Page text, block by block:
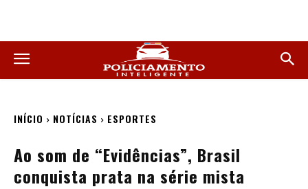
INÍCIO NOTÍCIAS ESPORTES
Ao som de “Evidências”, Brasil
conquista prata na série mista